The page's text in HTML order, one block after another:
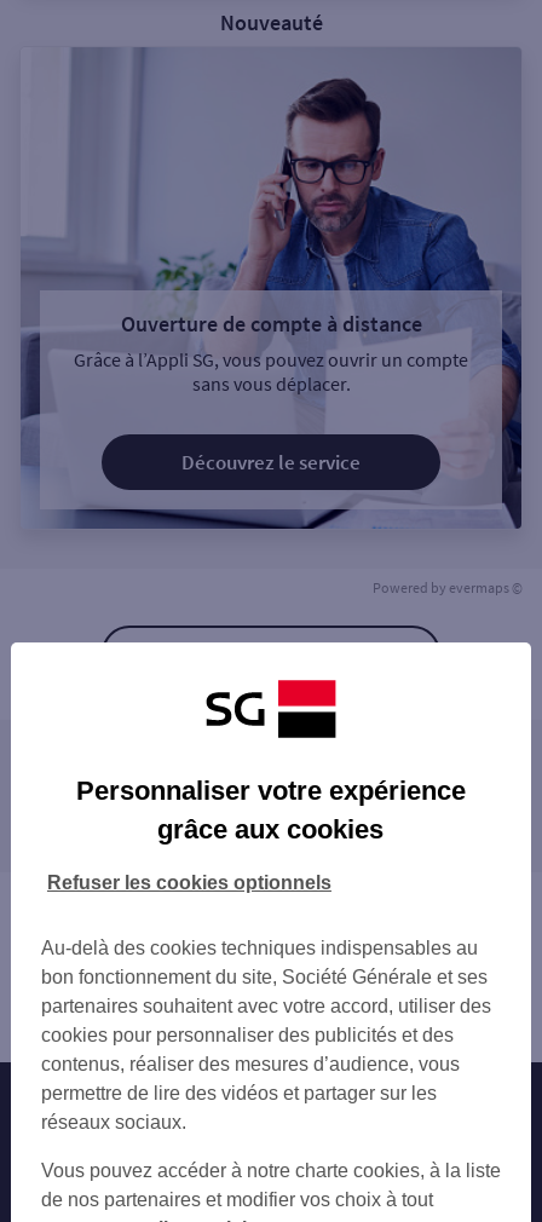
Nouveauté
Ouverture de compte à distance
Grâce à l’Appli SG, vous pouvez ouvrir un compte
sans vous déplacer.
Découvrez le service
Powered by evermaps ©
SAINT HERBLAIN ATLANTIS
NANTES LES ANGLAIS
NANTES VIARME TALENSAC
NANTES DELORME
NANTES ROYALE
NANTES
LA CHAPELLE ERDRE
NANTES CATHEDRALE
NANTES LES NEFS
NANTES DOULON
REZE PONT ROUSSEAU
Les agences SG dans les villes à proximité
SAINT-HERBLAIN
NANTES
BOUGUENAIS
LA CHAPELLE-SUR-ERDRE
REZÉ
SAINT-SÉBASTIEN-SUR-LOIRE
SAINTE-LUCE-SUR-LOIRE
CARQUEFOU
Sautron
Nos engagements Nous contacter
Autres sites SG
Professionnels
Personnaliser votre expérience
grâce aux cookies
Au-delà des cookies techniques indispensables au
bon fonctionnement du site, Société Générale et ses
partenaires souhaitent avec votre accord, utiliser des
cookies pour personnaliser des publicités et des
contenus, réaliser des mesures d’audience, vous
permettre de lire des vidéos et partager sur les
réseaux sociaux.
Vous pouvez accéder à notre charte cookies, à la liste
de nos partenaires et modifier vos choix à tout
Refuser les cookies optionnels